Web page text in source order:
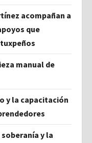
acompañan a
que
manual de
y la capacitación
y la